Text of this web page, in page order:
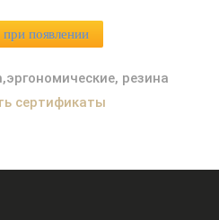
появлении
резина
сертификаты